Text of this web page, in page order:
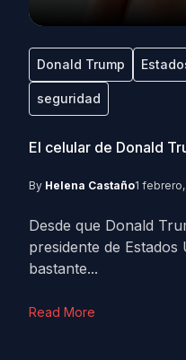
Donald Trump
seguridad
El celular de Donald
By Helena Castaño1
Desde que Donald
presidente de Estados
bastante...
Read More